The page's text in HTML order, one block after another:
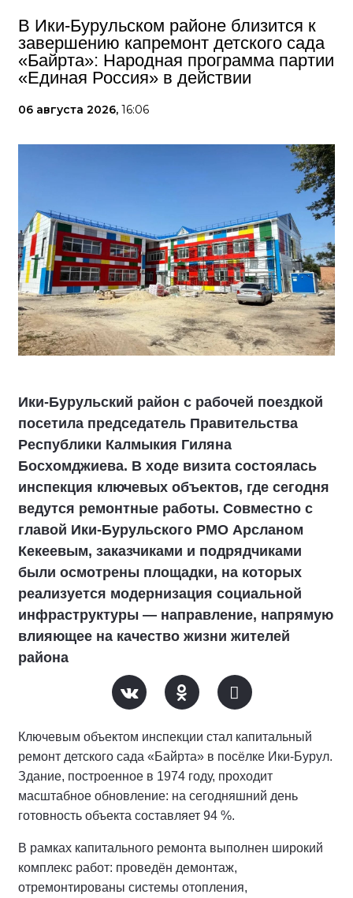
В Ики‑Бурульском районе близится к
завершению капремонт детского сада
«Байрта»: Народная программа партии
«Единая Россия» в действии
06 августа 2026, 16:06
Ики‑Бурульский район с рабочей поездкой
посетила председатель Правительства
Республики Калмыкия Гиляна
Босхомджиева. В ходе визита состоялась
инспекция ключевых объектов, где сегодня
ведутся ремонтные работы. Совместно с
главой Ики‑Бурульского РМО Арсланом
Кекеевым, заказчиками и подрядчиками
были осмотрены площадки, на которых
реализуется модернизация социальной
инфраструктуры — направление, напрямую
влияющее на качество жизни жителей
района
Ключевым объектом инспекции стал капитальный
ремонт детского сада «Байрта» в посёлке Ики‑Бурул.
Здание, построенное в 1974 году, проходит
масштабное обновление: на сегодняшний день
готовность объекта составляет 94 %.
В рамках капитального ремонта выполнен широкий
комплекс работ: проведён демонтаж,
отремонтированы системы отопления,